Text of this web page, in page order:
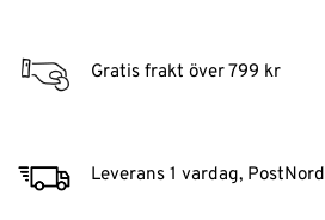
Gratis frakt över 799 kr
Leverans 1 vardag, PostNord